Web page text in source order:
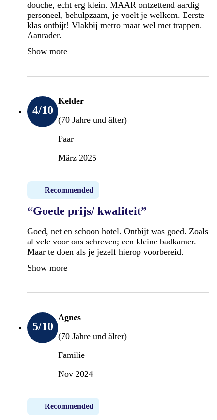
douche, echt erg klein. MAAR ontzettend aardig
personeel, behulpzaam, je voelt je welkom. Eerste
klas ontbijt! Vlakbij metro maar wel met trappen.
Aanrader.
Show more
4/10
Kelder
(70 Jahre und älter)
Paar
März 2025
Recommended
“Goede prijs/ kwaliteit”
Goed, net en schoon hotel. Ontbijt was goed. Zoals
al vele voor ons schreven; een kleine badkamer.
Maar te doen als je jezelf hierop voorbereid.
Show more
5/10
Agnes
(70 Jahre und älter)
Familie
Nov 2024
Recommended